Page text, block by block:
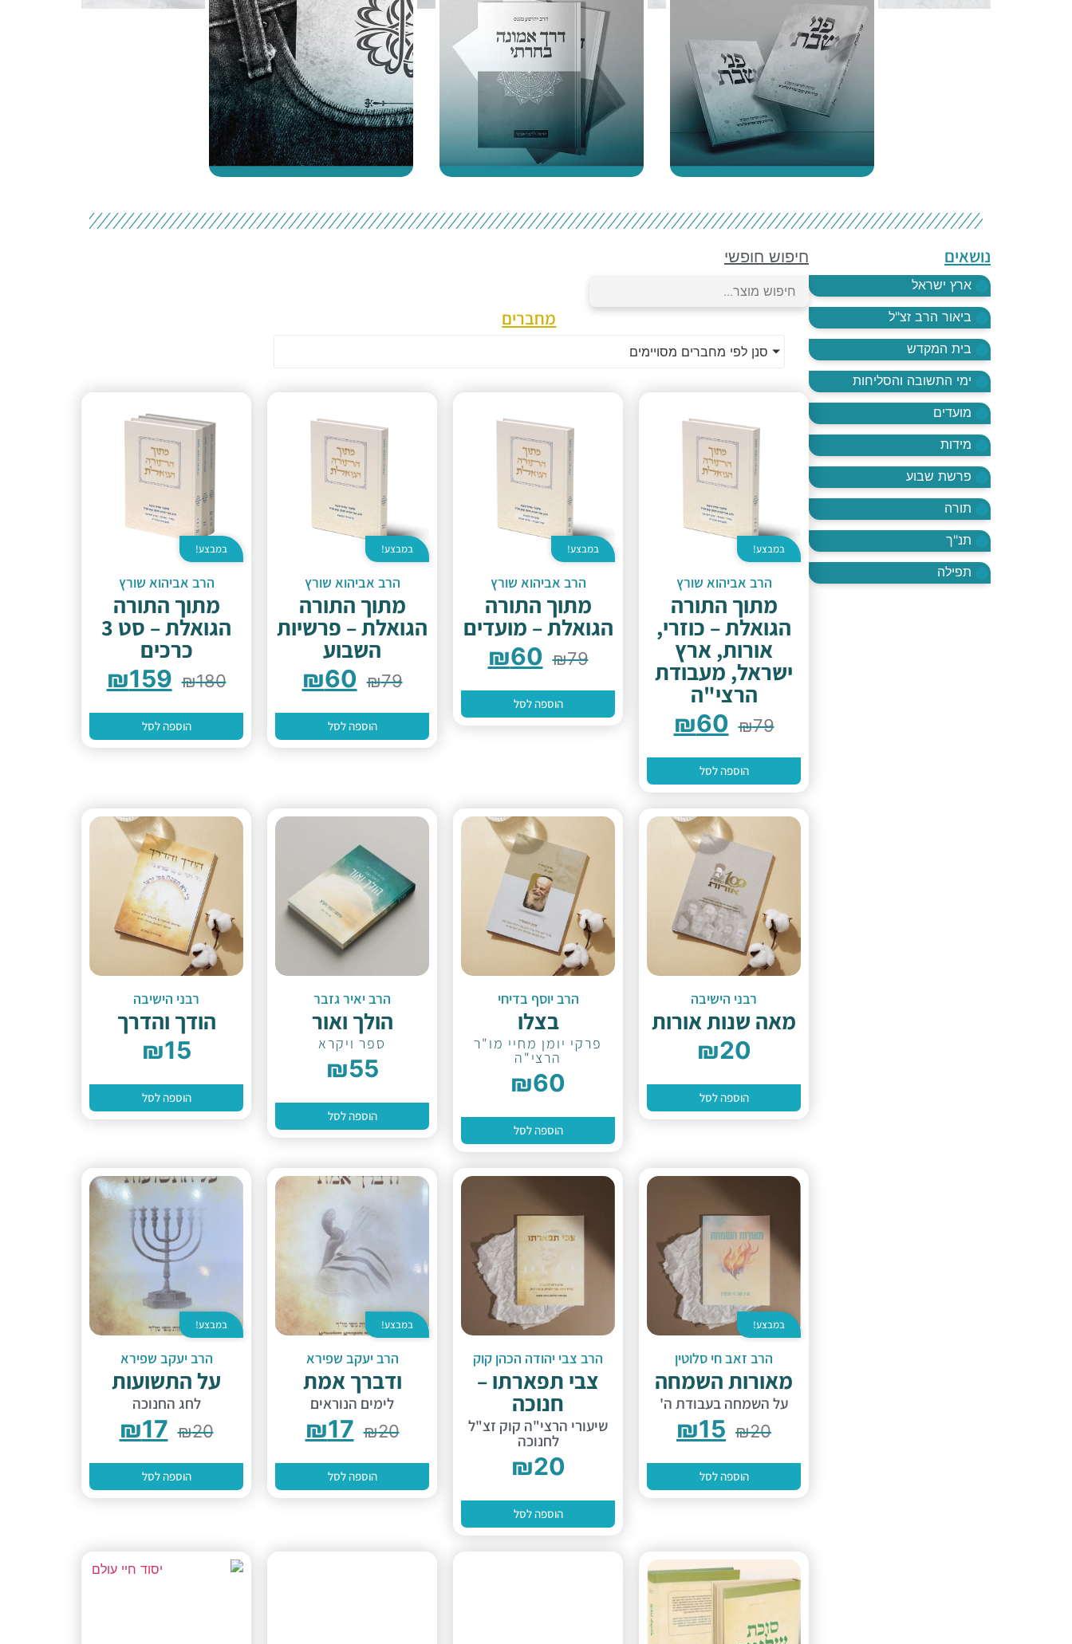
נושאים
ארץ ישראל
ביאור הרב זצ"ל
בית המקדש
ימי התשובה והסליחות
מועדים
מידות
פרשת שבוע
תורה
תנ"ך
תפילה
חיפוש חופשי
מחברים
סנן לפי מחברים מסויימים
במבצע!
הרב אביהוא שורץ
מתוך התורה
הגואלת – כוזרי,
אורות, ארץ
ישראל, מעבודת
הרצי"ה
₪79
₪60
הוספה לסל
במבצע!
הרב אביהוא שורץ
מתוך התורה
הגואלת – מועדים
₪79
₪60
הוספה לסל
במבצע!
הרב אביהוא שורץ
מתוך התורה
הגואלת – פרשיות
השבוע
₪79
₪60
הוספה לסל
במבצע!
הרב אביהוא שורץ
מתוך התורה
הגואלת – סט 3
כרכים
₪180
₪159
הוספה לסל
רבני הישיבה
מאה שנות אורות
₪20
הוספה לסל
הרב יוסף בדיחי
בצלו
פרקי יומן מחיי מו"ר
הרצי"ה
₪60
הוספה לסל
הרב יאיר גזבר
הולך ואור
ספר ויקרא
₪55
הוספה לסל
רבני הישיבה
הודך והדרך
₪15
הוספה לסל
במבצע!
הרב זאב חי סלוטין
מאורות השמחה
על השמחה בעבודת ה'
₪20
₪15
הוספה לסל
הרב צבי יהודה הכהן קוק
צבי תפארתו –
חנוכה
שיעורי הרצי"ה קוק זצ"ל
לחנוכה
₪20
הוספה לסל
במבצע!
הרב יעקב שפירא
ודברך אמת
לימים הנוראים
₪20
₪17
הוספה לסל
במבצע!
הרב יעקב שפירא
על התשועות
לחג החנוכה
₪20
₪17
הוספה לסל